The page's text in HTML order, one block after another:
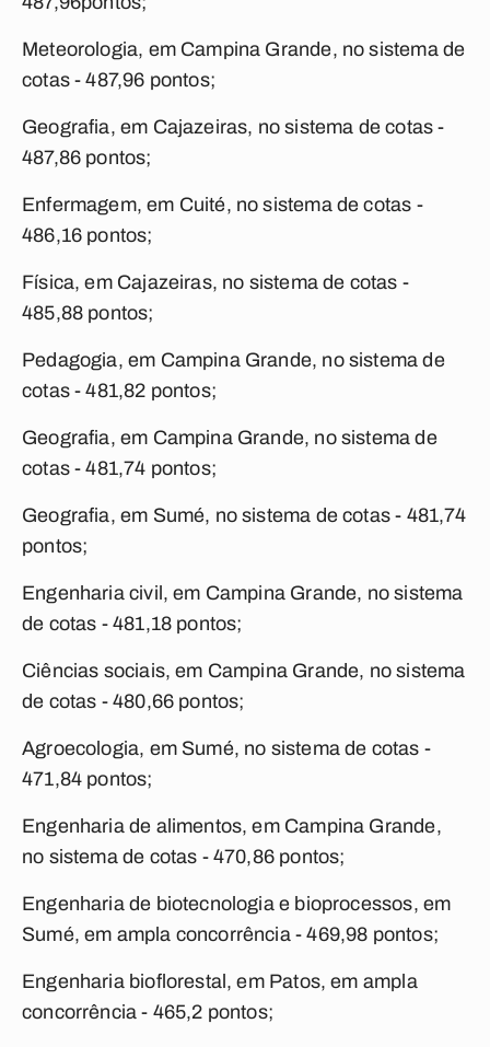
Meteorologia, em Campina Grande, no sistema de
cotas - 487,96 pontos;
Geografia, em Cajazeiras, no sistema de cotas -
487,86 pontos;
Enfermagem, em Cuité, no sistema de cotas -
486,16 pontos;
Física, em Cajazeiras, no sistema de cotas -
485,88 pontos;
Pedagogia, em Campina Grande, no sistema de
cotas - 481,82 pontos;
Geografia, em Campina Grande, no sistema de
cotas - 481,74 pontos;
Geografia, em Sumé, no sistema de cotas - 481,74
pontos;
Engenharia civil, em Campina Grande, no sistema
de cotas - 481,18 pontos;
Ciências sociais, em Campina Grande, no sistema
de cotas - 480,66 pontos;
Agroecologia, em Sumé, no sistema de cotas -
471,84 pontos;
Engenharia de alimentos, em Campina Grande,
no sistema de cotas - 470,86 pontos;
Engenharia de biotecnologia e bioprocessos, em
Sumé, em ampla concorrência - 469,98 pontos;
Engenharia bioflorestal, em Patos, em ampla
concorrência - 465,2 pontos;